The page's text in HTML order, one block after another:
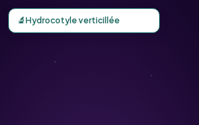
Carte d'observation du Hydrocotyle
🔬Hydrocotyle verticillée